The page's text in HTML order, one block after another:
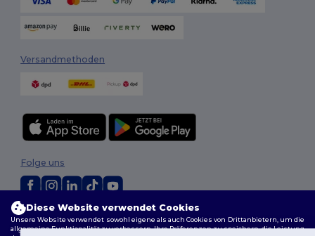
Versandmethoden
2026. Alle Rechte vorbehalten
Allgemeine Geschäftsbedingungen|Personalisierungsrichtlinien|
Folge uns
Diese Website verwendet Cookies
Unsere Website verwendet sowohl eigene als auch Cookies von Drittanbietern, um die
allgemeine Funktionalität zu verbessern, Ihre Präferenzen zu speichern, die Leistung